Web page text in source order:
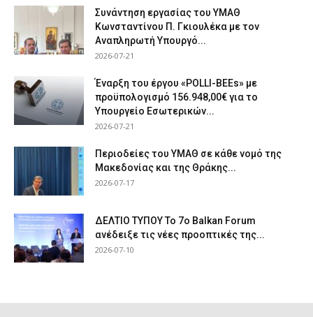
Συνάντηση εργασίας του ΥΜΑΘ
Κωνσταντίνου Π. Γκιουλέκα με τον
Αναπληρωτή Υπουργό...
2026-07-21
Έναρξη του έργου «POLLI-BEEs» με
προϋπολογισμό 156.948,00€ για το
Υπουργείο Εσωτερικών...
2026-07-21
Περιοδείες του ΥΜΑΘ σε κάθε νομό της
Μακεδονίας και της Θράκης...
2026-07-17
ΔΕΛΤΙΟ ΤΥΠΟΥ Το 7ο Balkan Forum
ανέδειξε τις νέες προοπτικές της...
2026-07-10